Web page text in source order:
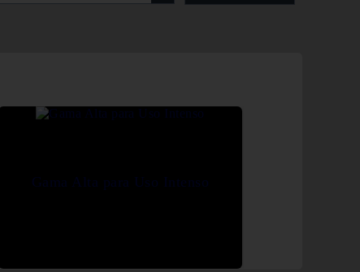
Gama Alta para Uso Intenso